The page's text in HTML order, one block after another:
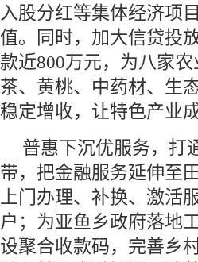
入股分红等集体经济项
值。同时，加大信贷投
款近800万元，为八家
茶、黄桃、中药材、生
稳定增收，让特色产业
普惠下沉优服务，打
带，把金融服务延伸至
上门办理、补换、激活
户；为亚鱼乡政府落地
设聚合收款码，完善乡